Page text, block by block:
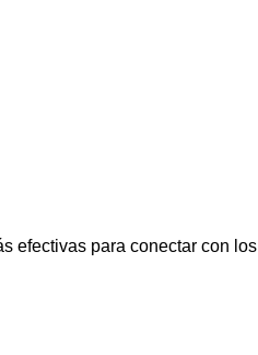
efectivas para conectar con los